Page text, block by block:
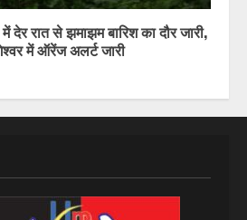
देर रात से झमाझम बारिश का दौर जारी,
में ऑरेंज अलर्ट जारी